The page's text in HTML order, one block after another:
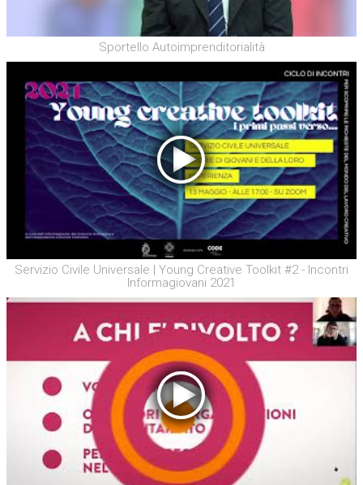
Sportello Autoimprenditorialità
Servizio Civile Universale | Young Creative Toolkit #2 - Incontri
Informagiovani 2021